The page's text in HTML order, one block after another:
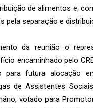
de alimentos e,
pela separação e
da reunião o
encaminhado pelo
para futura alocação
de Assistentes
votado para